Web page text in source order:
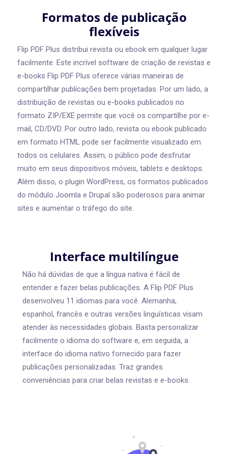
Formatos de publicação
flexíveis
Flip PDF Plus distribui revista ou ebook em qualquer lugar
facilmente. Este incrível software de criação de revistas e
e-books Flip PDF Plus oferece várias maneiras de
compartilhar publicações bem projetadas. Por um lado, a
distribuição de revistas ou e-books publicados no
formato ZIP/EXE permite que você os compartilhe por e-
mail, CD/DVD. Por outro lado, revista ou ebook publicado
em formato HTML pode ser facilmente visualizado em
todos os celulares. Assim, o público pode desfrutar
muito em seus dispositivos móveis, tablets e desktops.
Além disso, o plugin WordPress, os formatos publicados
do módulo Joomla e Drupal são poderosos para animar
sites e aumentar o tráfego do site.
Interface multilíngue
Não há dúvidas de que a língua nativa é fácil de
entender e fazer belas publicações. A Flip PDF Plus
desenvolveu 11 idiomas para você. Alemanha,
espanhol, francês e outras versões linguísticas visam
atender às necessidades globais. Basta personalizar
facilmente o idioma do software e, em seguida, a
interface do idioma nativo fornecido para fazer
publicações personalizadas. Traz grandes
conveniências para criar belas revistas e e-books.